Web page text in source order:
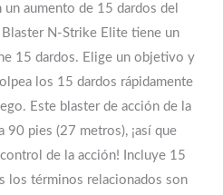
aumento de 15 dardos del
N-Strike Elite tiene un
15 dardos. Elige un objetivo y
los 15 dardos rápidamente
Este blaster de acción de la
90 pies (27 metros), ¡así que
de la acción! Incluye 15
los términos relacionados son